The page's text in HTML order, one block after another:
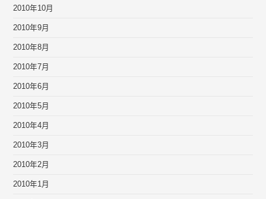
2010年10月
2010年9月
2010年8月
2010年7月
2010年6月
2010年5月
2010年4月
2010年3月
2010年2月
2010年1月